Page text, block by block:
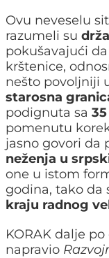
Ovu neveselu
razumeli su
pokušavajući
krštenice,
nešto povoljniji
starosna
podignuta sa
pomenutu
jasno govori da
neženja u
one u istom
godina, tako da
kraju radnog
KORAK dalje
napravio